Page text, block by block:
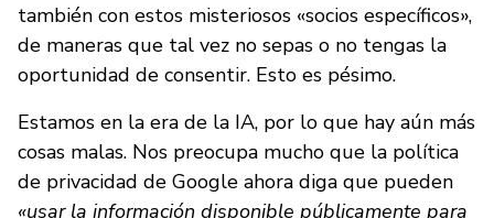
también con estos misteriosos «socios específicos»,
de maneras que tal vez no sepas o no tengas la
oportunidad de consentir. Esto es pésimo.
Estamos en la era de la IA, por lo que hay aún más
cosas malas. Nos preocupa mucho que la política
de privacidad de Google ahora diga que pueden
«usar la información disponible públicamente para